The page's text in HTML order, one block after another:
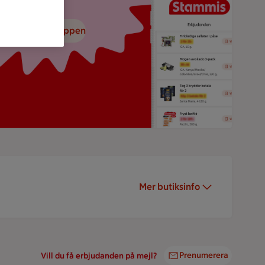
Mer butiksinfo
ned ICA-appen
Vill du få erbjudanden på mejl? Prenumerera